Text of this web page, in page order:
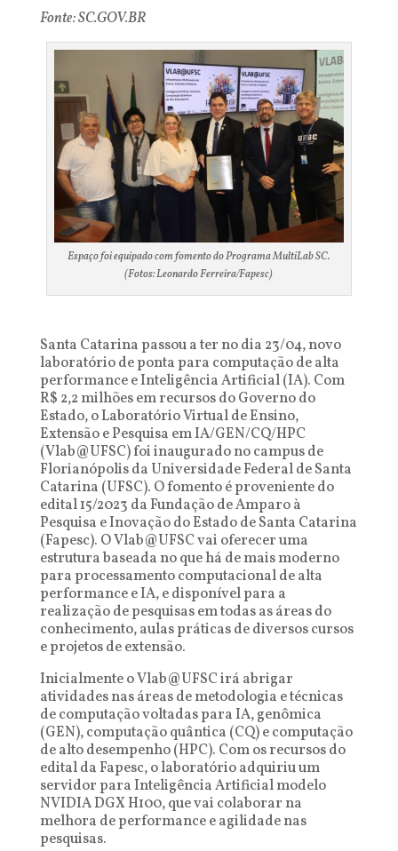
Fonte: SC.GOV.BR
Espaço foi equipado com fomento do Programa MultiLab SC.
(Fotos: Leonardo Ferreira/Fapesc)
Santa Catarina passou a ter no dia 23/04, novo
laboratório de ponta para computação de alta
performance e Inteligência Artificial (IA). Com
R$ 2,2 milhões em recursos do Governo do
Estado, o Laboratório Virtual de Ensino,
Extensão e Pesquisa em IA/GEN/CQ/HPC
(Vlab@UFSC) foi inaugurado no campus de
Florianópolis da Universidade Federal de Santa
Catarina (UFSC). O fomento é proveniente do
edital 15/2023 da Fundação de Amparo à
Pesquisa e Inovação do Estado de Santa Catarina
(Fapesc). O Vlab@UFSC vai oferecer uma
estrutura baseada no que há de mais moderno
para processamento computacional de alta
performance e IA, e disponível para a
realização de pesquisas em todas as áreas do
conhecimento, aulas práticas de diversos cursos
e projetos de extensão.
Inicialmente o Vlab@UFSC irá abrigar
atividades nas áreas de metodologia e técnicas
de computação voltadas para IA, genômica
(GEN), computação quântica (CQ) e computação
de alto desempenho (HPC). Com os recursos do
edital da Fapesc, o laboratório adquiriu um
servidor para Inteligência Artificial modelo
NVIDIA DGX H100, que vai colaborar na
melhora de performance e agilidade nas
pesquisas.